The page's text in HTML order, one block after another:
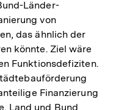
Länder-
von
das ähnlich der
könnte. Ziel wäre
Funktionsdefiziten.
Finanzierung
Land und Bund